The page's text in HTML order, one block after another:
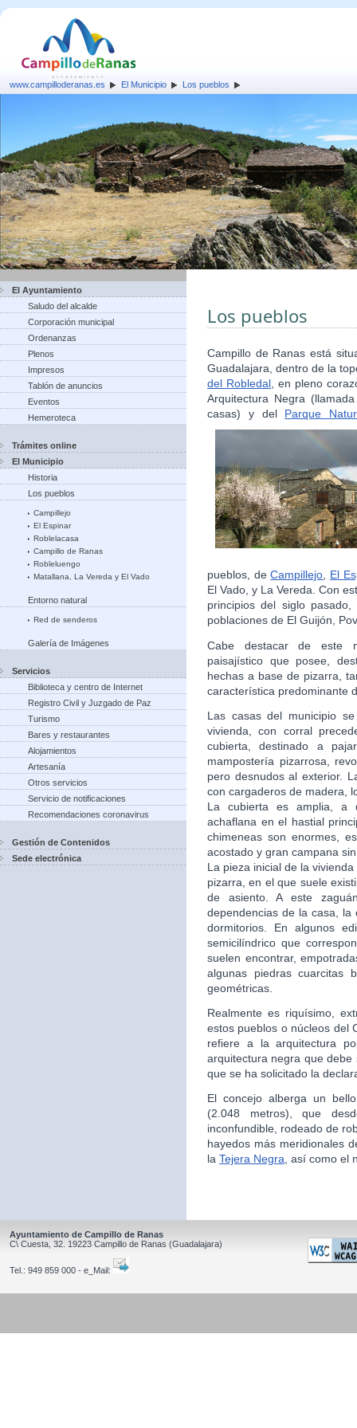
www.campilloderanas.es El Municipio Los pueblos
El Ayuntamiento
Saludo del alcalde
Corporación municipal
Ordenanzas
Plenos
Impresos
Tablón de anuncios
Eventos
Hemeroteca
Trámites online
El Municipio
Historia
Los pueblos
Campillejo
El Espinar
Roblelacasa
Campillo de Ranas
Robleluengo
Matallana, La Vereda y El Vado
Entorno natural
Red de senderos
Galería de Imágenes
Servicios
Biblioteca y centro de Internet
Registro Civil y Juzgado de Paz
Turismo
Bares y restaurantes
Alojamientos
Artesanía
Otros servicios
Servicio de notificaciones
Recomendaciones coronavirus
Gestión de Contenidos
Sede electrónica
Los pueblos
Campillo de Ranas está
Guadalajara, dentro de la
del Robledal, en pleno
Arquitectura Negra
casas) y del Parque
pueblos, deCampillejo, El
El Vado, y La Vereda. Con
principios del siglo
poblaciones de El Guijón,
Cabe destacar de este
paisajístico que posee,
hechas a base de pizarra,
característica predominante
Las casas del municipio
vivienda, con corral
cubierta, destinado a
mampostería pizarrosa,
pero desnudos al exterior.
con cargaderos de madera,
La cubierta es amplia, a
achaflana en el hastial
chimeneas son enormes,
acostado y gran campana
La pieza inicial de la
pizarra, en el que suele
de asiento. A este
dependencias de la casa,
dormitorios. En algunos
semicilíndrico que
suelen encontrar,
algunas piedras cuarcitas
geométricas.
Realmente es riquísimo,
estos pueblos o núcleos del
refiere a la arquitectura
arquitectura negra que
que se ha solicitado la
El concejo alberga un
(2.048 metros), que
inconfundible, rodeado de
hayedos más meridionales
la Tejera Negra, así como el
Ayuntamiento de Campillo de Ranas
C\ Cuesta, 32. 19223 Campillo de Ranas (Guadalajara)
Tel.: 949 859 000 - e_Mail: